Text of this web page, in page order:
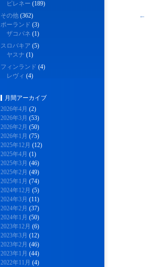
←
ピレネー (189)
その他 (362)
ポーランド (3)
ザコパネ (1)
スロバキア (5)
ヤスナ (1)
フィンランド (4)
レヴィ (4)
月間アーカイブ
2026年4月 (2)
2026年3月 (53)
2026年2月 (50)
2026年1月 (75)
2025年12月 (12)
2025年4月 (1)
2025年3月 (46)
2025年2月 (49)
2025年1月 (74)
2024年12月 (5)
2024年3月 (11)
2024年2月 (37)
2024年1月 (50)
2023年12月 (6)
2023年3月 (12)
2023年2月 (46)
2023年1月 (44)
2022年11月 (4)